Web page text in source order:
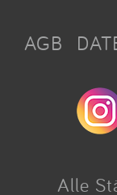
AGB
Alle